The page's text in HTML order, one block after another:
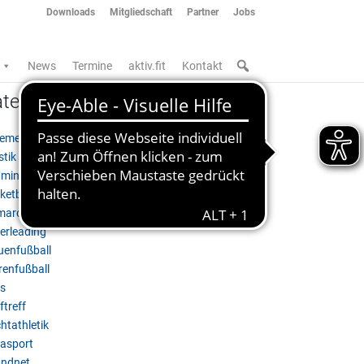
Downloads Mitgliedschaft Partner Jobs
News Termine aktiv.fit Kontakt
& Akrobatik